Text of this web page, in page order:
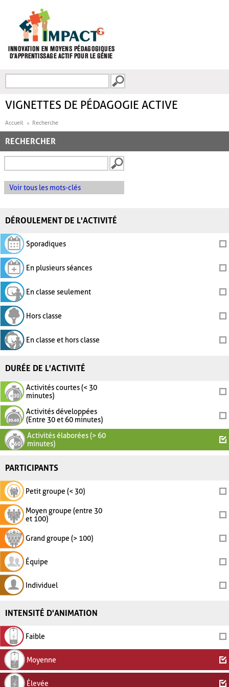
FORMULAIRE DE
VIGNETTES DE PÉDAGOGIE ACTIVE
Accueil Recherche
RECHERCHER
Voir tous les mots-clés
DÉROULEMENT DE L'ACTIVITÉ
Sporadiques
En plusieurs séances
En classe seulement
Hors classe
En classe et hors classe
DURÉE DE L'ACTIVITÉ
Activités courtes (< 30
minutes)
Activités développées
(Entre 30 et 60 minutes)
Activités élaborées (> 60
minutes)
PARTICIPANTS
Petit groupe (< 30)
Moyen groupe (entre 30
et 100)
Grand groupe (> 100)
Équipe
Individuel
INTENSITÉ D'ANIMATION
Faible
Moyenne
Élevée